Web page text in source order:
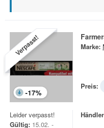
Verpasst!
-17%
Marke:
Preis:
Leider verpasst!
Gültig: 15.02. -